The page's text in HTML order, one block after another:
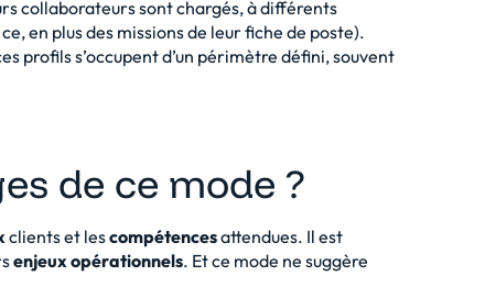
collaborateurs sont chargés, à différents
en plus des missions de leur fiche de poste).
profils s’occupent d’un périmètre défini, souvent
de ce mode ?
clients et lescompétencesattendues. Il est
enjeux opérationnels. Et ce mode ne suggère